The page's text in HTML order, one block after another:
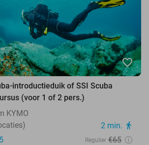
favorite_border
introductieduik of SSI Scuba
(voor 1 of 2 pers.)
KYMO
2 min. directions_walk
Regulier €65